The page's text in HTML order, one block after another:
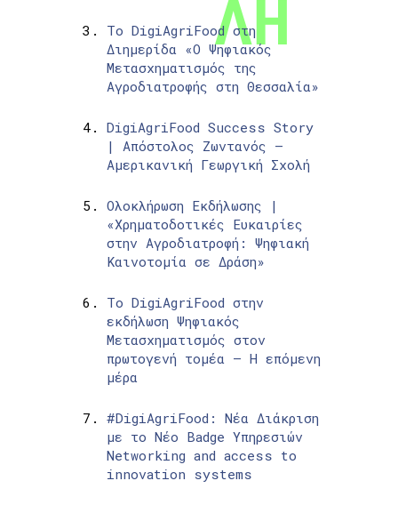
Το DigiAgriFood στη
Διημερίδα «Ο Ψηφιακός
Μετασχηματισμός της
Αγροδιατροφής στη Θεσσαλία»
DigiAgriFood Success Story
| Απόστολος Ζωντανός –
Αμερικανική Γεωργική Σχολή
Ολοκλήρωση Εκδήλωσης |
«Χρηματοδοτικές Ευκαιρίες
στην Αγροδιατροφή: Ψηφιακή
Καινοτομία σε Δράση»
Το DigiAgriFood στην
εκδήλωση Ψηφιακός
Μετασχηματισμός στον
πρωτογενή τομέα – Η επόμενη
μέρα
#DigiAgriFood: Νέα Διάκριση
με το Νέο Badge Υπηρεσιών
Networking and access to
innovation systems